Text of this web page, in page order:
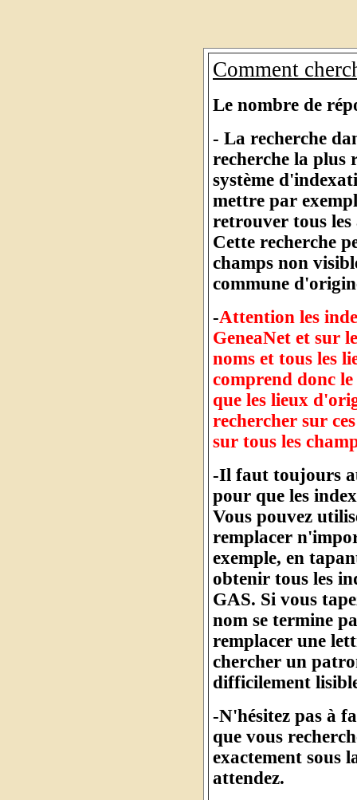
Comment
Le nombre de
- La recherche
recherche la plus
système
mettre par
retrouver tous
Cette recherche
champs non
commune
-Attention les
GeneaNet et sur
noms et tous les
comprend donc
que les lieux
rechercher sur
sur tous les
-Il faut toujours
pour que les
Vous pouvez
remplacer
exemple, en
obtenir tous les
GAS. Si vous
nom se termine
remplacer une
chercher un
difficilement
-N'hésitez pas à
que vous
exactement sous
attendez.